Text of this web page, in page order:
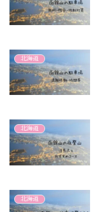
北海道
北海道
北海道